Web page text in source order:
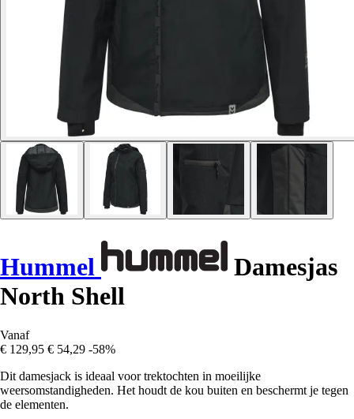
Hummel
Damesjas
North Shell
Vanaf
€ 129,95 € 54,29 -58%
Dit damesjack is ideaal voor trektochten in moeilijke
weersomstandigheden. Het houdt de kou buiten en beschermt je tegen
de elementen.